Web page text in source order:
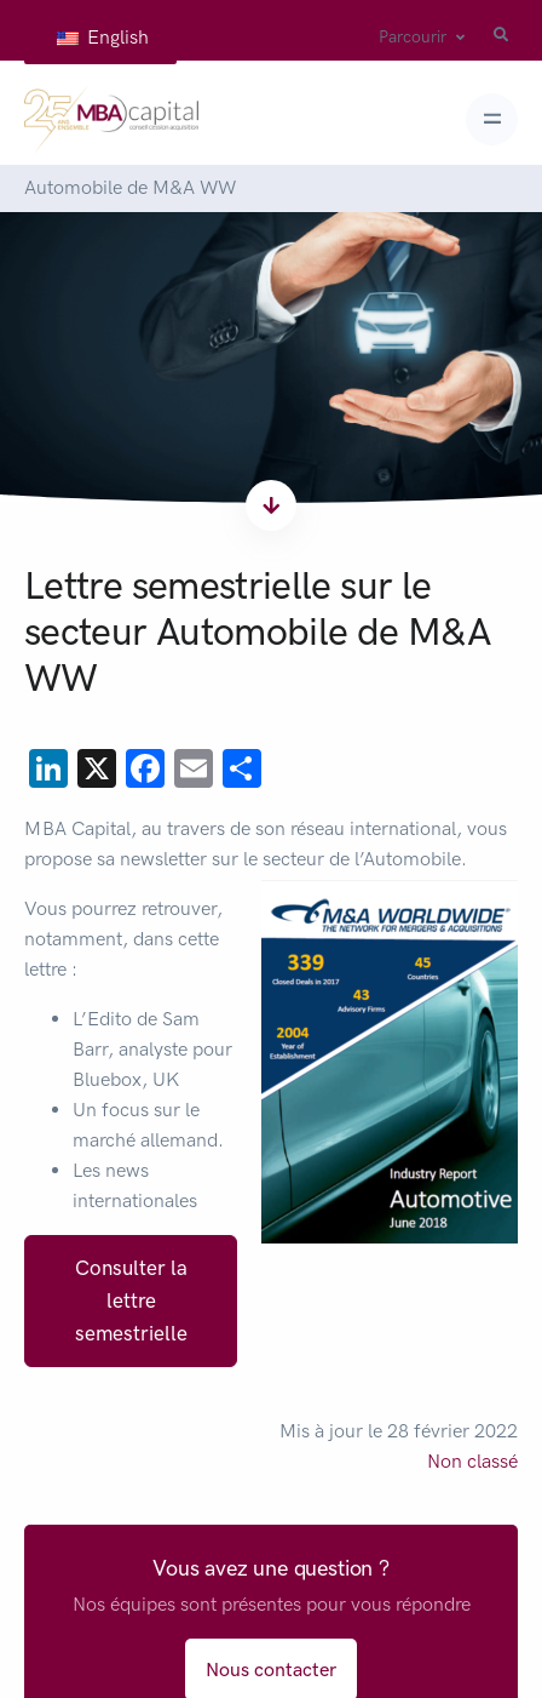
English Parcourir
Accueil
Automobile de M&A WW
Lettre semestrielle sur le
secteur Automobile de M&A
WW
LinkedIn
X Facebook
Email
MBA Capital, au travers de son réseau international, vous
propose sa newsletter sur le secteur de l’Automobile.
Vous pourrez retrouver,
notamment, dans cette
lettre :
L’Edito de Sam
Barr, analyste pour
Bluebox, UK
Un focus sur le
marché allemand.
Les news
internationales
Consulter la
lettre
semestrielle
Mis à jour le 28 février 2022
Non classé
Vous avez une question ?
Nos équipes sont présentes pour vous répondre
Nous contacter